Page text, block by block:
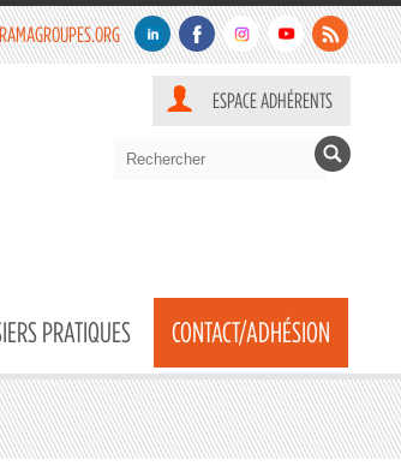
ESPACE ADHÉRENTS
PRATIQUES CONTACT/ADHÉSION